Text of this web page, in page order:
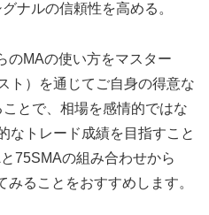
ナルの信頼性を高める。
のMAの使い方をマスター
ト）を通じてご自身の得意な
とで、相場を感情的ではな
なトレード成績を目指すこと
75SMAの組み合わせから
ることをおすすめします。